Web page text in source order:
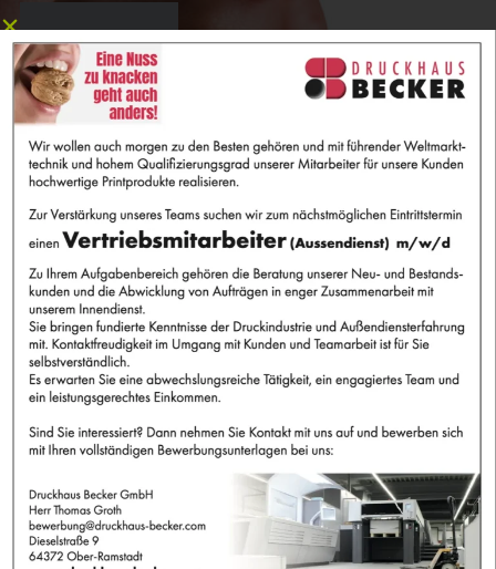
NATURPAPIERSPEZIALISTEN
– DRUCK AUF FOCUS BOOK
Gepostet am30. Januar 2013